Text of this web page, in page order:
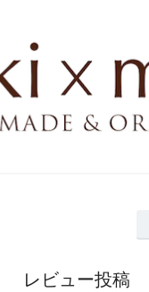
レビュー投稿